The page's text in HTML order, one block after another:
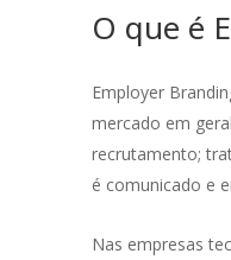
O que é
Employer
mercado em
recrutamento;
é comunicado e
Nas empresas